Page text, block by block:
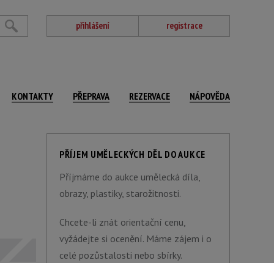
přihlášení registrace
KONTAKTY PŘEPRAVA REZERVACE NÁPOVĚDA
PŘÍJEM UMĚLECKÝCH DĚL DO AUKCE
Příjmáme do aukce umělecká díla,
obrazy, plastiky, starožitnosti.
Chcete-li znát orientační cenu,
vyžádejte si ocenění. Máme zájem i o
celé pozůstalosti nebo sbírky.